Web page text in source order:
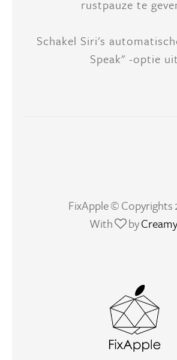
rustpauze te
Schakel Siri's
Speak" -optie uit
FixApple © Copyrights
With
byCreamy